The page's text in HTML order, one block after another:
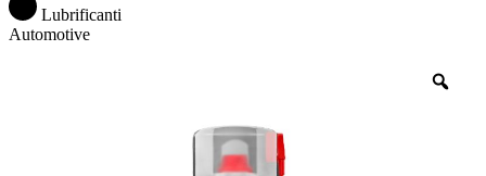
Lubrificanti
Automotive